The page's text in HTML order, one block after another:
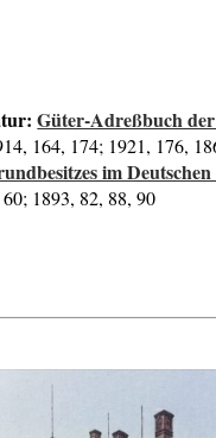
Güter-Adreßbuch
164, 174; 1921, 176,
im Deutschen
1893, 82, 88, 90